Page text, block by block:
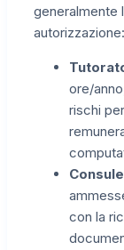
generalmente
autorizzazione:
ore/
rischi
con la